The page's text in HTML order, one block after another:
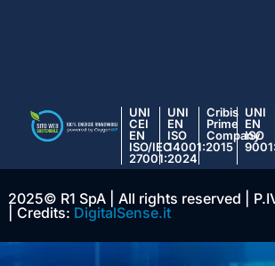
UNI
CEI
EN
ISO/IEC
27001:2024
UNI
EN
ISO
14001:2015
Cribis
Prime
Company
UNI
EN
ISO
2025© R1 SpA | All rights reserved |
| Credits: DigitalSense.it